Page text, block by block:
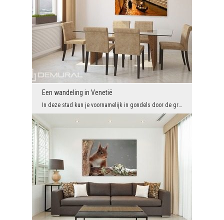
Een wandeling in Venetië
In deze stad kun je voornamelijk in gondels door de grachten navigeren. Dus als je daar een wande...